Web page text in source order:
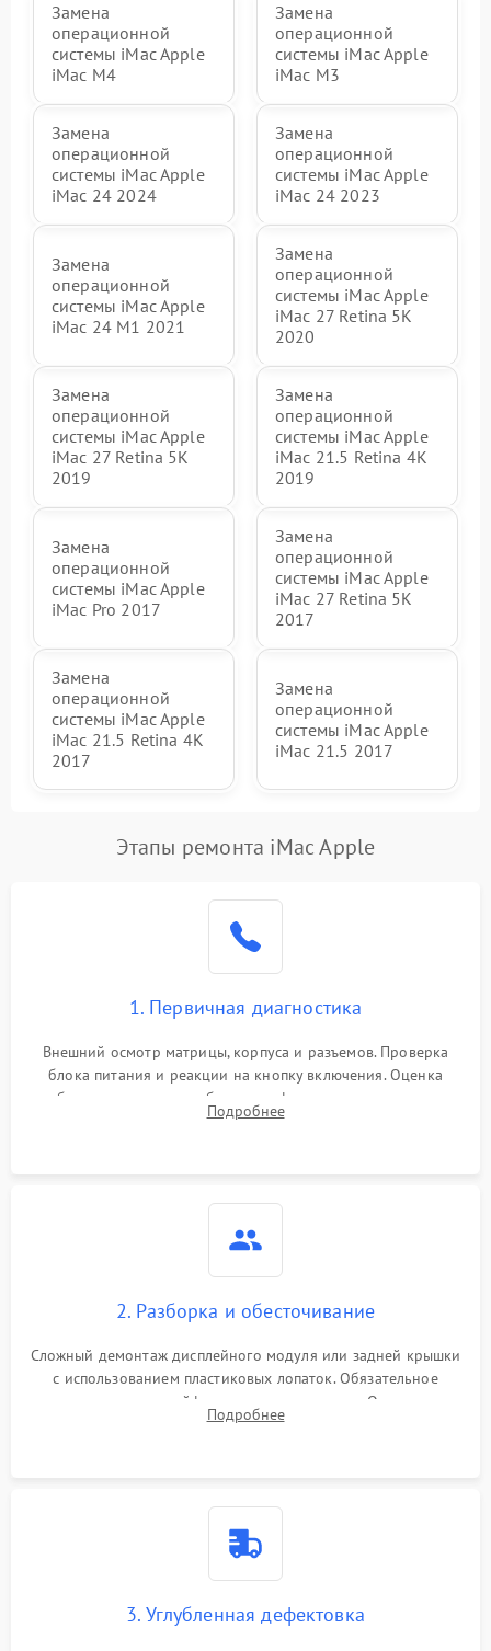
Замена
операционной
системы iMac Apple
iMac M4
Замена
операционной
системы iMac Apple
iMac M3
Замена
операционной
системы iMac Apple
iMac 24 2024
Замена
операционной
системы iMac Apple
iMac 24 2023
Замена
операционной
системы iMac Apple
iMac 24 M1 2021
Замена
операционной
системы iMac Apple
iMac 27 Retina 5K
2020
Замена
операционной
системы iMac Apple
iMac 27 Retina 5K
2019
Замена
операционной
системы iMac Apple
iMac 21.5 Retina 4K
2019
Замена
операционной
системы iMac Apple
iMac Pro 2017
Замена
операционной
системы iMac Apple
iMac 27 Retina 5K
2017
Замена
операционной
системы iMac Apple
iMac 21.5 Retina 4K
2017
Замена
операционной
системы iMac Apple
iMac 21.5 2017
Этапы ремонта iMac Apple
1. Первичная диагностика
Внешний осмотр матрицы, корпуса и разъемов. Проверка
блока питания и реакции на кнопку включения. Оценка
изображения, звука и работы периферии для сужения круга
возможных неисправностей перед вскрытием.
Подробнее
2. Разборка и обесточивание
Сложный демонтаж дисплейного модуля или задней крышки
с использованием пластиковых лопаток. Обязательное
отключение шлейфов матрицы и питания. Очистка
массивной системы охлаждения от скопившейся пыли.
Подробнее
3. Углубленная дефектовка